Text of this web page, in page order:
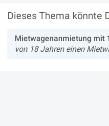
Dieses Thema könnte
Mietwagenanmietung mit
von 18 Jahren einen